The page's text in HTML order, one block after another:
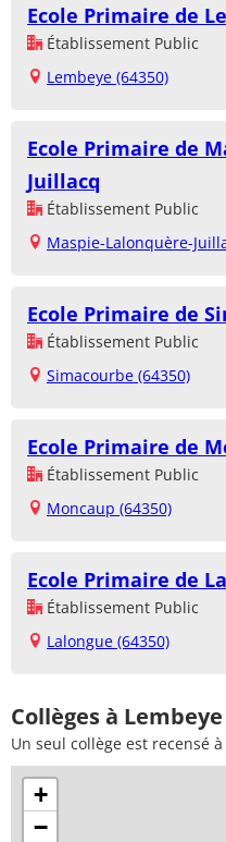
Ecole Primaire de
Établissement Public
Lembeye (64350)
Ecole Primaire de
Juillacq
Établissement Public
Maspie-Lalonquère-
Ecole Primaire de
Établissement Public
Simacourbe (64350)
Ecole Primaire de
Établissement Public
Moncaup (64350)
Ecole Primaire de
Établissement Public
Lalongue (64350)
Collèges à
Un seul collège est recensé
+
−